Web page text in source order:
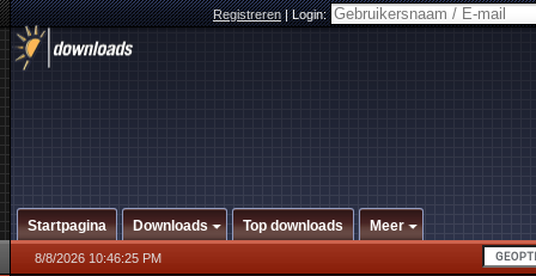
Registreren|Login:
Startpagina Downloads Top downloads Meer
8/8/2026 10:46:25 PM